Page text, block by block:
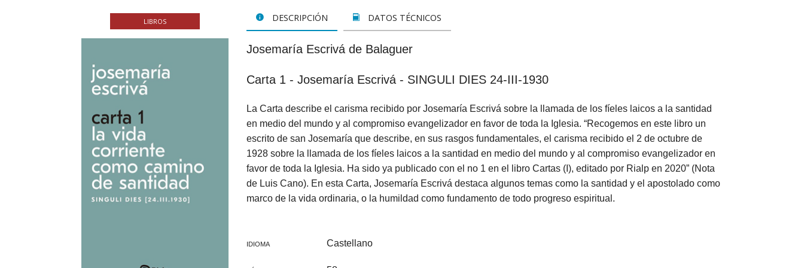
DOCUMENTALES
JUVENIL
SAN JOSEMARÍA
EDUCACIÓN Y FAMILIA
CATEQUESIS
PAPA FRANCISCO
VARIOS
INFANTIL Y JUVENIL
PARA REZAR...
ESPIRITUALIDAD Y DOCTRINA
AÑO DE LA FE
EDUCACIÓN Y FAMILIA
INFANTIL
JUVENIL
SAN JOSEMARÍA
JUEGOS CATÓLICOS
CHRISTMAS
MISALES
EBOOKS
SUSCRIPCION DIGITAL
LIBROS DESCRIPCIÓN DATOS TÉCNICOS
Josemaría Escrivá de Balaguer
Carta 1 - Josemaría Escrivá - SINGULI DIES 24-III-1930
La Carta describe el carisma recibido por Josemaría Escrivá sobre la llamada de los fíeles laicos a la santidad
en medio del mundo y al compromiso evangelizador en favor de toda la Iglesia. “Recogemos en este libro un
escrito de san Josemaría que describe, en sus rasgos fundamentales, el carisma recibido el 2 de octubre de
1928 sobre la llamada de los fíeles laicos a la santidad en medio del mundo y al compromiso evangelizador en
favor de toda la Iglesia. Ha sido ya publicado con el no 1 en el libro Cartas (I), editado por Rialp en 2020” (Nota
de Luis Cano). En esta Carta, Josemaría Escrivá destaca algunos temas como la santidad y el apostolado como
marco de la vida ordinaria, o la humildad como fundamento de todo progreso espiritual.
IDIOMA Castellano